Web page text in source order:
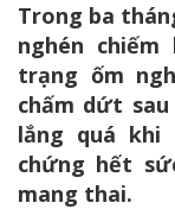
Trong ba
nghén
trạng ốm
chấm dứt
lắng quá
chứng hết
mang thai.